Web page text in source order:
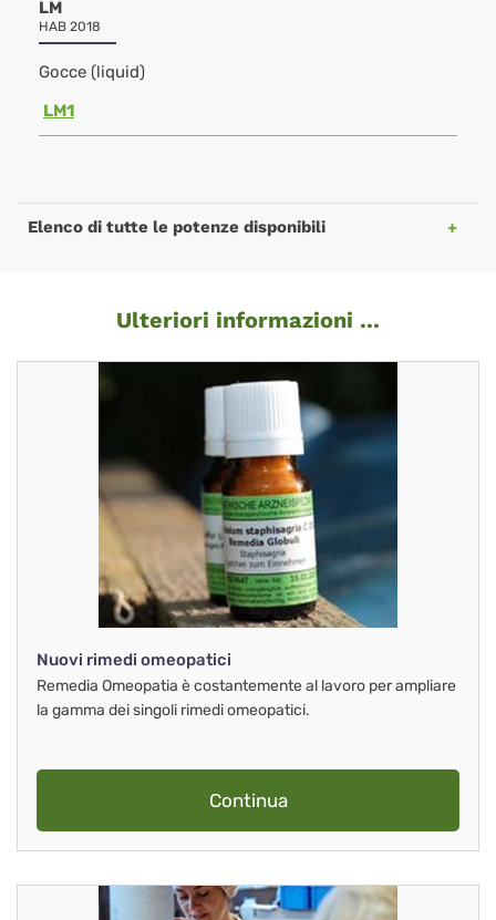
LM
HAB 2018
Gocce (liquid)
LM1
Elenco di tutte le potenze disponibili
Ulteriori informazioni ...
Nuovi rimedi omeopatici
Remedia Omeopatia è costantemente al lavoro per ampliare
la gamma dei singoli rimedi omeopatici.
Continua